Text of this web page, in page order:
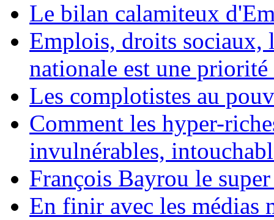
Le bilan calamiteux
Emplois, droits sociaux,
nationale est une
Les complotistes au
Comment les hyper-
invulnérables,
François Bayrou le
En finir avec les médias